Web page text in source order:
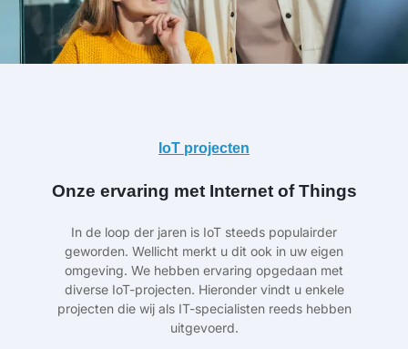
IoT projecten
Onze ervaring met Internet of Things
In de loop der jaren is IoT steeds populairder
geworden. Wellicht merkt u dit ook in uw eigen
omgeving. We hebben ervaring opgedaan met
diverse IoT-projecten. Hieronder vindt u enkele
projecten die wij als IT-specialisten reeds hebben
uitgevoerd.